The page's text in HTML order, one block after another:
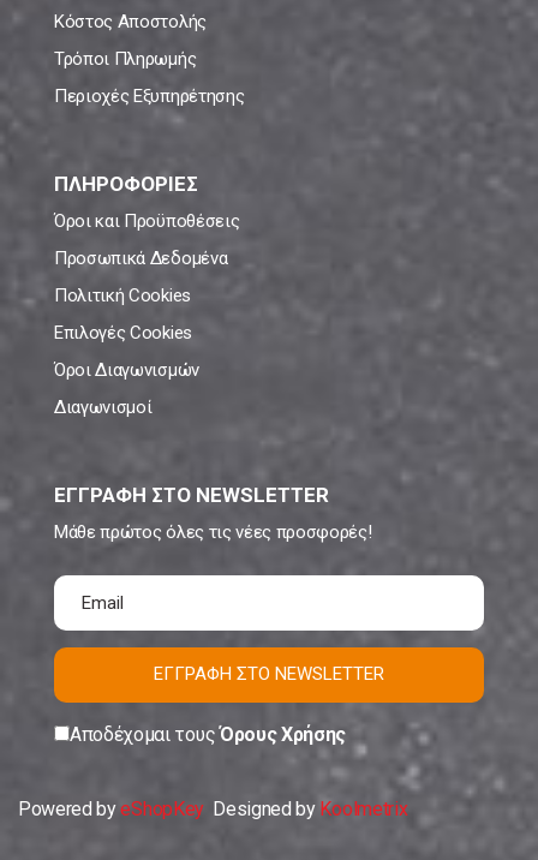
Κόστος Αποστολής
Τρόποι Πληρωμής
Περιοχές Εξυπηρέτησης
ΠΛΗΡΟΦΟΡΙΕΣ
Όροι και Προϋποθέσεις
Προσωπικά Δεδομένα
Πολιτική Cookies
Επιλογές Cookies
Όροι Διαγωνισμών
Διαγωνισμοί
ΕΓΓΡΑΦΗ ΣΤΟ NEWSLETTER
Μάθε πρώτος όλες τις νέες προσφορές!
ΕΓΓΡΑΦΗ ΣΤΟ NEWSLETTER
Αποδέχομαι τουςΌρους Χρήσης
Powered byeShopKeyDesigned by Koolmetrix